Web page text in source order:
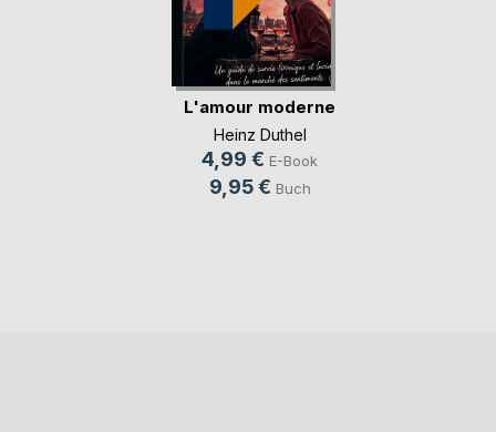
L'amour moderne
Heinz Duthel
4,99 € E-Book
9,95 € Buch